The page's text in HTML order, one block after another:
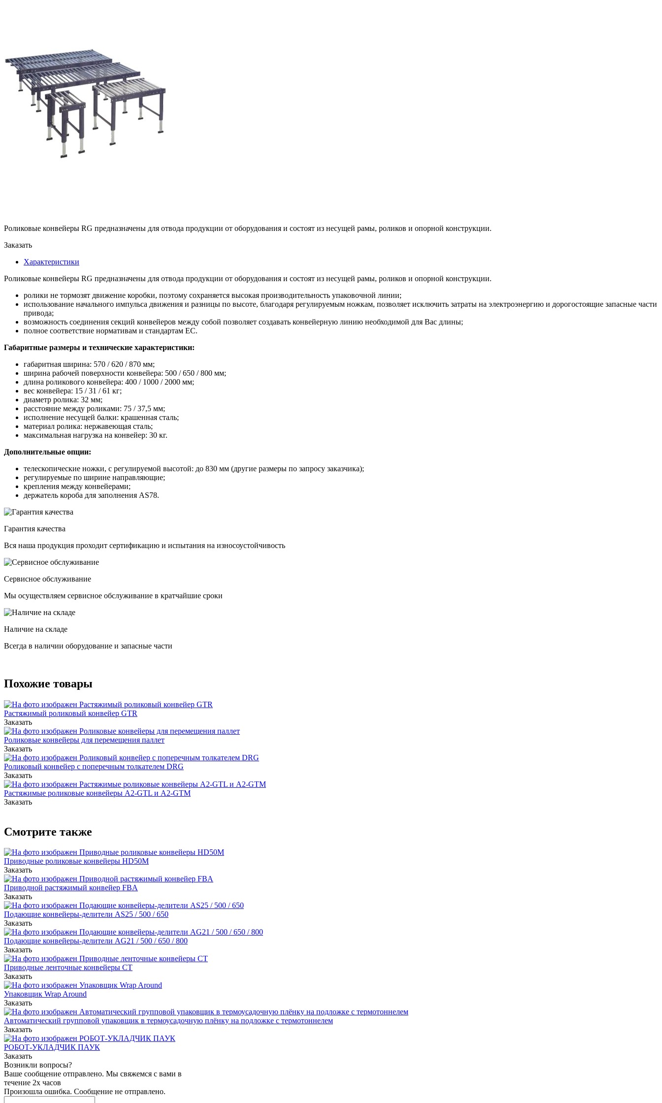
Роликовые конвейеры RG предназначены для отвода продукции от оборудования и состоят из несущей рамы, роликов и опорной конструкции.
Заказать
Характеристики
Роликовые конвейеры RG предназначены для отвода продукции от оборудования и состоят из несущей рамы, роликов и опорной конструкции.
ролики не тормозят движение коробки, поэтому сохраняется высокая производительность упаковочной линии;
использование начального импульса движения и разницы по высоте, благодаря регулируемым ножкам, позволяет исключить затраты на электроэнергию и дорогостоящие запасные части
привода;
возможность соединения секций конвейеров между собой позволяет создавать конвейерную линию необходимой для Вас длины;
полное соответствие нормативам и стандартам ЕС.
Габаритные размеры и технические характеристики:
габаритная ширина: 570 / 620 / 870 мм;
ширина рабочей поверхности конвейера: 500 / 650 / 800 мм;
длина роликового конвейера: 400 / 1000 / 2000 мм;
вес конвейера: 15 / 31 / 61 кг;
диаметр ролика: 32 мм;
расстояние между роликами: 75 / 37,5 мм;
исполнение несущей балки: крашенная сталь;
материал ролика: нержавеющая сталь;
максимальная нагрузка на конвейер: 30 кг.
Дополнительные опции:
телескопические ножки, с регулируемой высотой: до 830 мм (другие размеры по запросу заказчика);
регулируемые по ширине направляющие;
крепления между конвейерами;
держатель короба для заполнения AS78.
Гарантия качества
Вся наша продукция проходит сертификацию и испытания на износоустойчивость
Сервисное обслуживание
Мы осуществляем сервисное обслуживание в кратчайшие сроки
Наличие на складе
Всегда в наличии оборудование и запасные части
Похожие товары
Растяжимый роликовый конвейер GTR
Заказать
Роликовые конвейеры для перемещения паллет
Заказать
Роликовый конвейер с поперечным толкателем DRG
Заказать
Растяжимые роликовые конвейеры A2-GTL и A2-GTM
Заказать
Смотрите также
Приводные роликовые конвейеры HD50M
Заказать
Приводной растяжимый конвейер FBA
Заказать
Подающие конвейеры-делители AS25 / 500 / 650
Заказать
Подающие конвейеры-делители AG21 / 500 / 650 / 800
Заказать
Приводные ленточные конвейеры СТ
Заказать
Упаковщик Wrap Around
Заказать
Автоматический групповой упаковщик в термоусадочную плёнку на подложке с термотоннелем
Заказать
РОБОТ-УКЛАДЧИК ПАУК
Заказать
Возникли вопросы?
Ваше сообщение отправлено. Мы свяжемся с вами в
течение 2х часов
Произошла ошибка. Сообщение не отправлено.